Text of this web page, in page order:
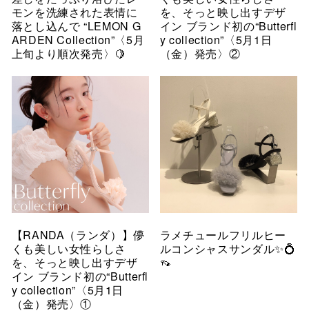
モンを洗練された表情に
落とし込んで “LEMON G
ARDEN Collection”〈5月
上旬より順次発売〉🍋
を、そっと映し出すデザ
イン ブランド初の“Butterfl
y collection”〈5月1日
（金）発売〉②
【RANDA（ランダ）】儚
くも美しい女性らしさ
を、そっと映し出すデザ
イン ブランド初の“Butterfl
y collection”〈5月1日
（金）発売〉①
ラメチュールフリルヒー
ルコンシャスサンダル✨💍
👡